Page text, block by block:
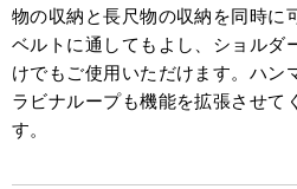
物の収納と長尺物の収納を同時に
ベルトに通してもよし、ショルダ
けでもご使用いただけます。ハン
ラビナループも機能を拡張させて
す。